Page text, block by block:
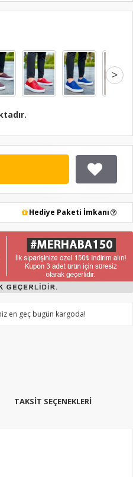
>
Hediye Paketi İmkanı
en geç bugün kargoda!
TAKSIT SEÇENEKLERI